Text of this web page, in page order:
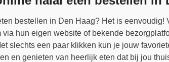
bestellen in Den Haag? Het is eenvoudig!
hun eigen website of bekende
slechts een paar klikken kun je jouw
en genieten van heerlijk eten dat bij jou